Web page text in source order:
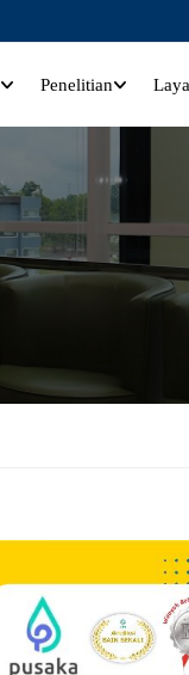
Penelitian